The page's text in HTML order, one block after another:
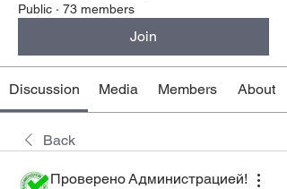
Public · 73 members
Join
Discussion Media Members About
Back
Проверено Администрацией!